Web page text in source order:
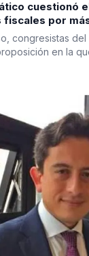
cuestionó
por
congresistas
en la